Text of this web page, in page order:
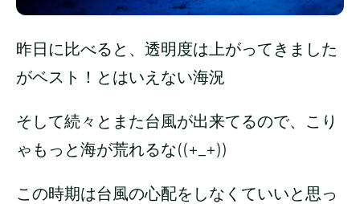
昨日に比べると、透明度は上がってきました
がベスト！とはいえない海況
そして続々とまた台風が出来てるので、こり
ゃもっと海が荒れるな((+_+))
この時期は台風の心配をしなくていいと思っ